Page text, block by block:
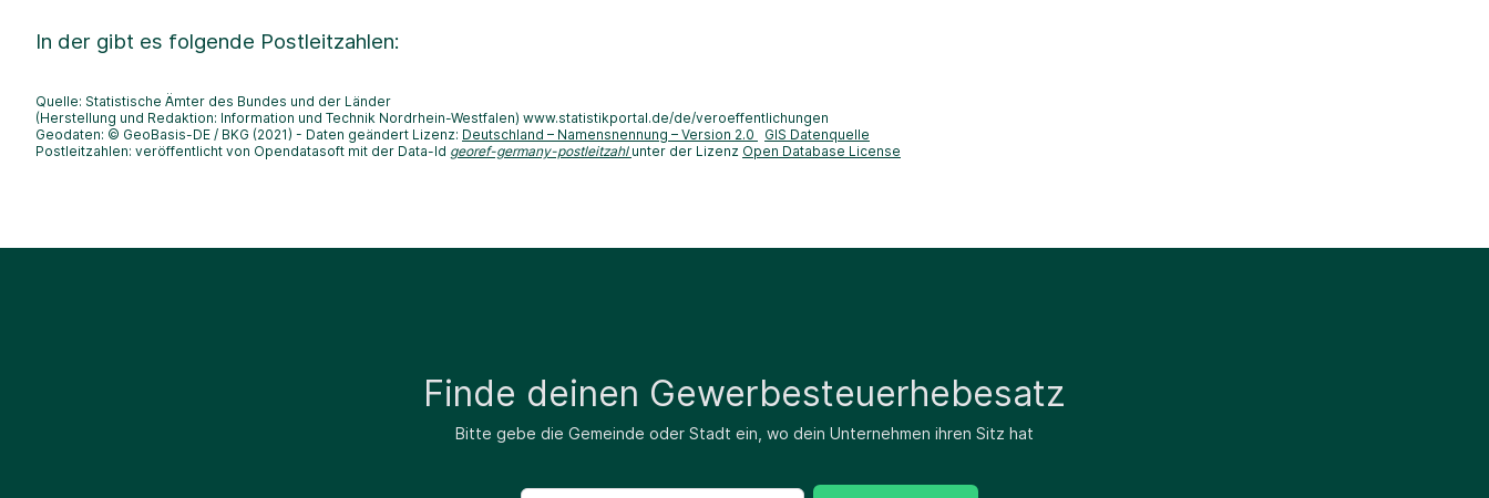
In der gibt es folgende Postleitzahlen:
Quelle: Statistische Ämter des Bundes und der Länder
(Herstellung und Redaktion: Information und Technik Nordrhein-Westfalen) www.statistikportal.de/de/veroeffentlichungen
Geodaten: © GeoBasis-DE / BKG (2021) - Daten geändert Lizenz: Deutschland – Namensnennung – Version 2.0
GIS Datenquelle
Postleitzahlen: veröffentlicht von Opendatasoft mit der Data-Id georef-germany-postleitzahl unter der Lizenz Open Database License
Finde deinen Gewerbesteuerhebesatz
Bitte gebe die Gemeinde oder Stadt ein, wo dein Unternehmen ihren Sitz hat